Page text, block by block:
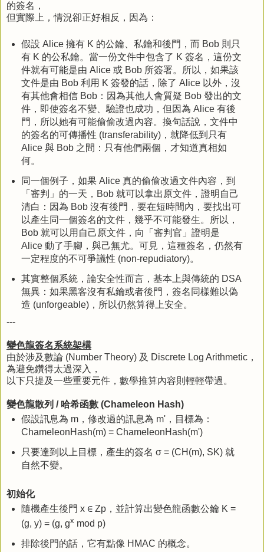
的簽名，
但實際上，情況卻正好相反，因為：
假設 Alice 擁有 K 的公鑰、私鑰和後門，而 Bob 則只
有 K 的公私鑰。當一份文件中包含了 K 簽名，這份文
件就有可能是由 Alice 或 Bob 所簽署。所以，如果該
文件是由 Bob 利用 K 簽發的話，除了 Alice 以外，沒
有其他會相信 Bob：因為其他人會質疑 Bob 發出的文
件，即使簽名不變、驗證也成功，但因為 Alice 有後
門，所以她有可能偷偷改過內容。換句話說，文件中
的簽名的可傳播性 (transferability)，就降低到只有
Alice 與 Bob 之間：只有他們兩個，才知道真相如
何。
同一個例子，如果 Alice 真的偷偷改過文件內容，到
「審判」的一天，Bob 就可以拿出原文件，證明自己
清白：因為 Bob 沒有後門，要在短時間內，要找出可
以產生同一個簽名的文件，幾乎不可能發生。所以，
Bob 就可以用自己原文件，向「審判官」證明是
Alice 動了手腳，與己無尤。可見，這種簽名，仍然有
一定程度的不可爭議性 (non-repudiatory)。
其實整個系統，論安全性而言，基本上與傳統的 DSA
無異：如果黑客沒有私鑰或者後門，簽名同樣難以偽
造 (unforgeable)，所以仍然算得上安全。
---
變色龍簽名系統架構
由於涉及數論 (Number Theory) 及 Discrete Log Arithmetic，
為避免鑽得太過深入，
以下只提及一些重要元件，數學推算內容則輕輕帶過。
變色龍散列 / 哈希函數 (Chameleon Hash)
假設訊息為 m，修改過的訊息為 m'，目標為：
ChameleonHash(m) = ChameleonHash(m')
只要達到以上目標，產生的簽名 σ = (CH(m), SK) 就
自然不變。
初始化
隨機產生後門 x ∈ Zp，並計算出變色龍函數公鑰 K =
(g, y) = (g, gx mod p)
排除後門的話，它有點像 HMAC 的概念。